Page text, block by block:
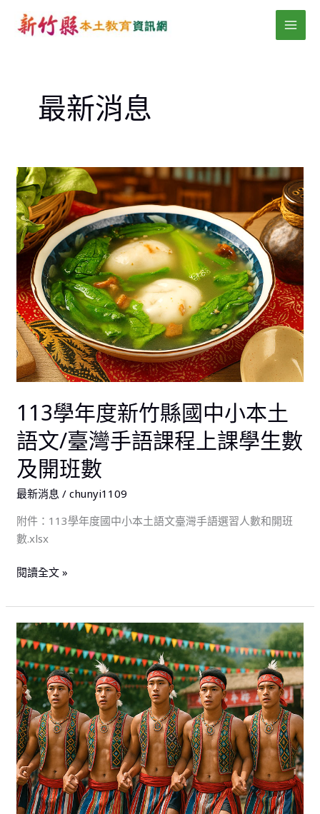
最新消息
113學年度新竹縣國中小本土
語文/臺灣手語課程上課學生數
及開班數
最新消息 /chunyi1109
附件：113學年度國中小本土語文臺灣手語選習人數和開班
數.xlsx
113
學
年
度
新
縣
國
中
小
本
土
文/
臺
灣
手
語
課
程
上
學
數
及
開
班
數
閱讀全文 »
教
育
部
臺
灣
台
語
語
言
能
力